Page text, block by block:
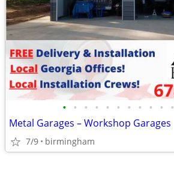
• • • • • • • • • • •
Metal Garages – Workshop Garages
7/9 birmingham